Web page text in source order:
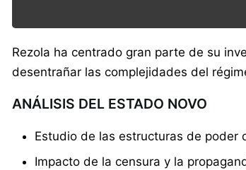
Rezola ha centrado gran parte de su
desentrañar las complejidades del
ANÁLISIS DEL ESTADO NOVO
Estudio de las estructuras de poder
Impacto de la censura y la